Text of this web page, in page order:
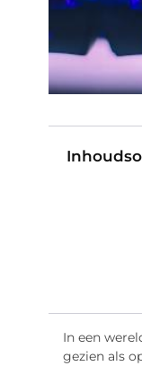
In een
gezien als